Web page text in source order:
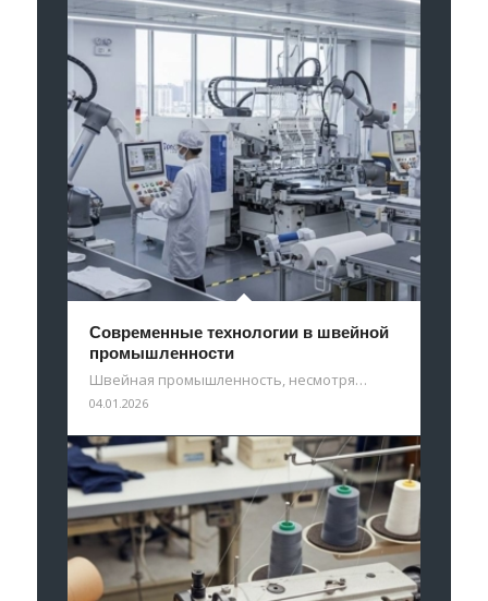
Современные технологии в швейной
промышленности
Швейная промышленность, несмотря…
04.01.2026